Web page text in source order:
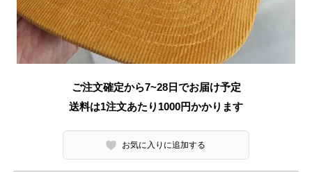
ご注文確定から7~28日でお届け予定
送料は1注文あたり 1000円かかります
お気に入りに追加する